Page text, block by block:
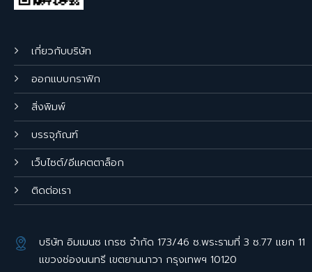
เกี่ยวกับบริษัท
ออกแบบกราฟิก
สิ่งพิมพ์
บรรจุภัณฑ์
เว็บไซต์/อีแคตตาล็อก
ติดต่อเรา
บริษัท อิมเมนซ เกรซ จำกัด 173/46 ซ.พระรามที่ 3 ซ.77 แยก 11
แขวงช่องนนทรี เขตยานนาวา กรุงเทพฯ 10120